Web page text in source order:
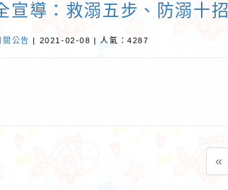
宣導：救溺五步、防溺十招
關公告 | 2021-02-08 | 人氣：4287
«